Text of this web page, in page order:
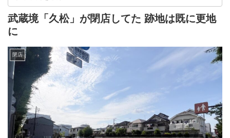
武蔵境「久松」が閉店してた 跡地は既に更地
に
閉店